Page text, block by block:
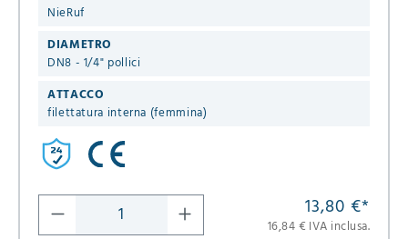
NieRuf
DIAMETRO
DN8 - 1/4" pollici
ATTACCO
filettatura interna (femmina)
13,80 €*
16,84 € IVA inclusa.